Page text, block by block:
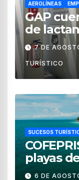
AEROLÍNEAS
GAP
de
de7 DE
TURÍSTICO
SUCESOS
playas
para
6 DE